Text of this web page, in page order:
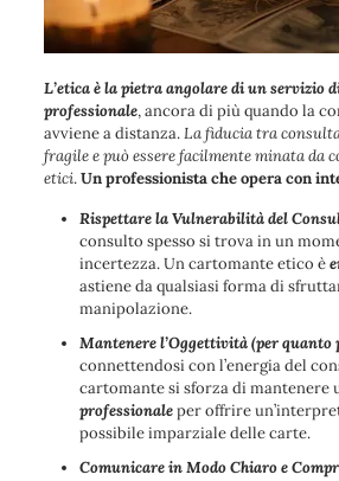
L’etica è la pietra angolare di un servizio
professionale, ancora di più quando la
avviene a distanza.La fiducia tra
fragile e può essere facilmente minata da
etici.Un professionista che opera con
Rispettare la Vulnerabilità del
consulto spesso si trova in un
incertezza. Un cartomante etico è
astiene da qualsiasi forma di
manipolazione.
Mantenere l’Oggettività (per quanto
connettendosi con l’energia del
cartomante si sforza di mantenere
professionaleper offrire
possibile imparziale delle carte.
Comunicare in Modo Chiaro e